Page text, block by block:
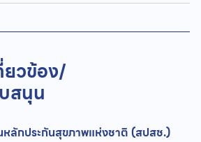
ยวข้อง/
สนุน
หลักประกันสุขภาพแห่งชาติ (สปสช.)